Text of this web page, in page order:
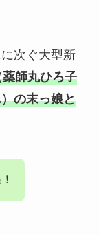
次ぐ大型新
師丸ひろ子
の末っ娘と